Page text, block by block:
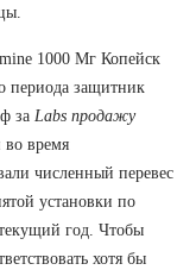
1000 Мг Копейск
периода защитник
за Labs продажу
время
численный перевес
установки по
год. Чтобы
хотя бы